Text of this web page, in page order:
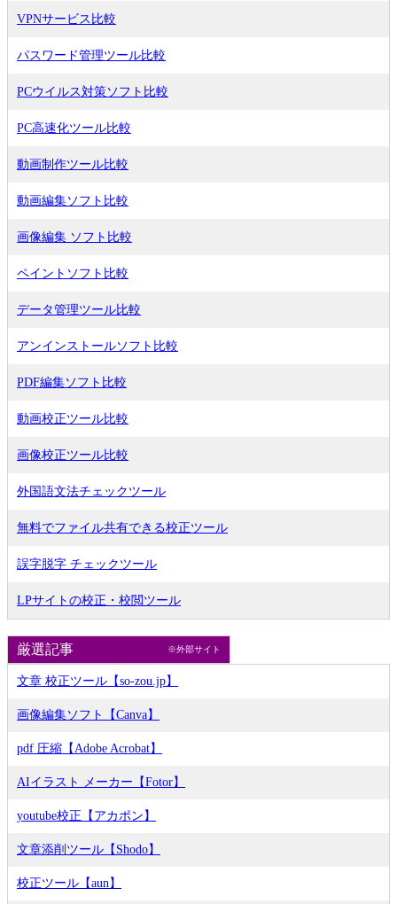
VPNサービス比較
パスワード管理ツール比較
PCウイルス対策ソフト比較
PC高速化ツール比較
動画制作ツール比較
動画編集ソフト比較
画像編集 ソフト比較
ペイントソフト比較
データ管理ツール比較
アンインストールソフト比較
PDF編集ソフト比較
動画校正ツール比較
画像校正ツール比較
外国語文法チェックツール
無料でファイル共有できる校正ツール
誤字脱字 チェックツール
LPサイトの校正・校閲ツール
厳選記事 ※外部サイト
文章 校正ツール【so-zou.jp】
画像編集ソフト【Canva】
pdf 圧縮【Adobe Acrobat】
AIイラスト メーカー【Fotor】
youtube校正【アカポン】
文章添削ツール【Shodo】
校正ツール【aun】